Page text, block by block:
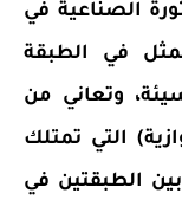
الصناعية في
في الطبقة
وتعاني من
التي تمتلك
الطبقتين في